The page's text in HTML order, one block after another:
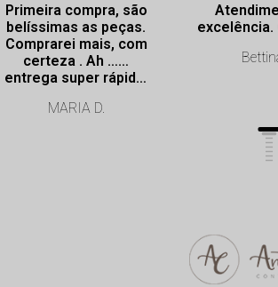
Primeira compra, são
belíssimas as peças.
Comprarei mais, com
certeza . Ah ……
entrega super rápida.
excelência.
MARIA D.